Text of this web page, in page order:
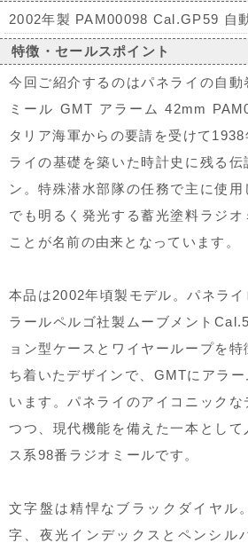
2002年製 PAM00098 Cal.GP59 自
特徴・セールスポイント
今回ご紹介するのはパネライの自動
ミール GMT アラーム 42mm
タリア海軍からの要請を受けて
ライの基礎を築いた時計史に残る伝
ン。特殊潜水部隊の任務で主に使
でも明るく発光する蓄光塗料ラジオ
ことが名前の由来となっています。
本品は2002年頃製モデル。パネラ
ラールペルゴ社製ムーブメント
ョン型ケースとワイヤーループを特
ち着いたデザインで、GMTにアラー
います。パネライのアイコニックな
つつ、現代機能を備えた一本として
ス系98番ラジオミールです。
文字盤は精悍なブラックダイヤル
字、夜光インデックスとペンシル